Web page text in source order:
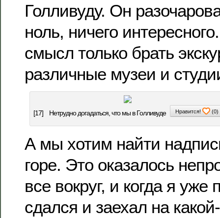
Голливуду. Он
ноль, ничего
смысл только брать
различные музеи и
[17] Нетрудно догадаться, что мы в Голливуде Нравится! (0)
А мы хотим найти
горе. Это оказалось
все вокруг, и когда я уже
сдался и заехал на